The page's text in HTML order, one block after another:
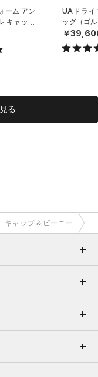
ーム アン
キャップ
/UNISE
UAドライ
ッグ（ゴ
￥
る
キャップ＆ビーニー